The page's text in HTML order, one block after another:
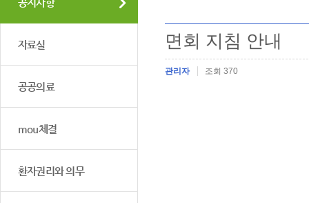
공지사항
자료실
공공의료
mou체결
환자권리와 의무
면회 지침 안내
관리자 조회 370